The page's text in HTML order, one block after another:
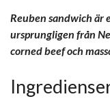
Reuben sandwich är
ursprungligen från
corned beef och